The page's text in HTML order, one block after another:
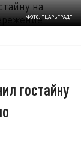
ФОТО: "ЦАРЬГРАД"
гостайну